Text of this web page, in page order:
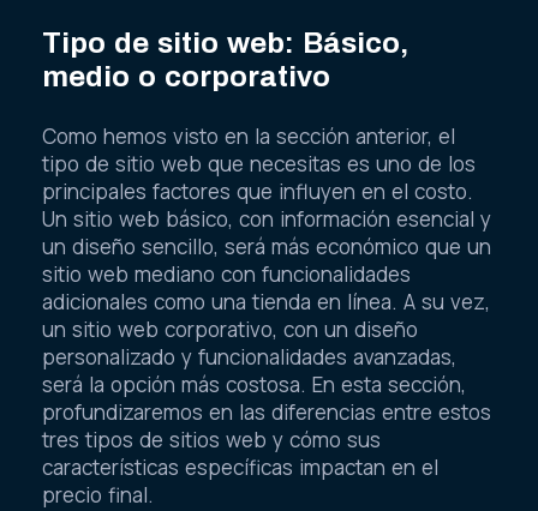
Tipo de sitio web: Básico,
medio o corporativo
Como hemos visto en la sección anterior, el
tipo de sitio web que necesitas es uno de los
principales factores que influyen en el costo.
Un sitio web básico, con información esencial y
un diseño sencillo, será más económico que un
sitio web mediano con funcionalidades
adicionales como una tienda en línea. A su vez,
un sitio web corporativo, con un diseño
personalizado y funcionalidades avanzadas,
será la opción más costosa. En esta sección,
profundizaremos en las diferencias entre estos
tres tipos de sitios web y cómo sus
características específicas impactan en el
precio final.